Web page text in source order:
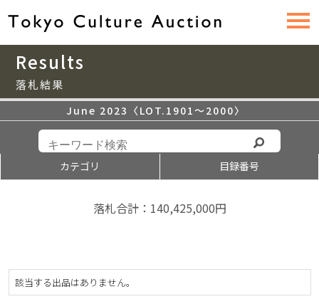
Results
落札結果
June 2023〈LOT.1901〜2000〉
カテゴリ 目録番号
落札合計：140,425,000円
該当する出品はありません。